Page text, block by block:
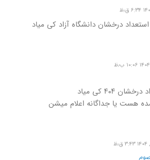
درخشان دانشگاه آزاد کی میاد
۴۰۴ کی میاد
هست یا جداگانه اعلام میشن